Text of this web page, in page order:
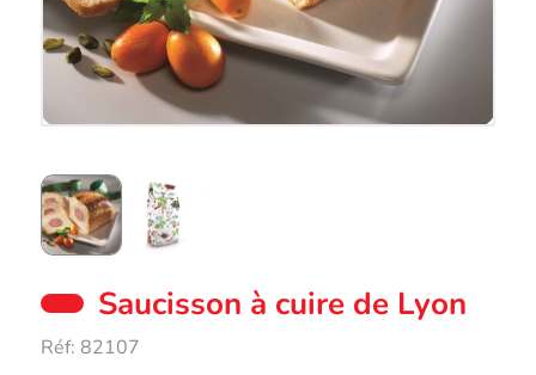
Saucisson à cuire de Lyon
Réf: 82107